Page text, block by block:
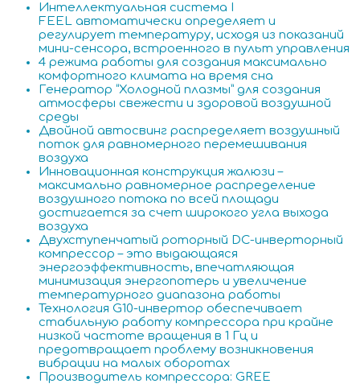
Интеллектуальная система I
FEEL автоматически определяет и
регулирует температуру, исходя из показаний
мини-сенсора, встроенного в пульт управления
4 режима работы для создания максимально
комфортного климата на время сна
Генератор “Холодной плазмы” для создания
атмосферы свежести и здоровой воздушной
среды
Двойной автосвинг распределяет воздушный
поток для равномерного перемешивания
воздуха
Инновационная конструкция жалюзи –
максимально равномерное распределение
воздушного потока по всей площади
достигается за счет широкого угла выхода
воздуха
Двухступенчатый роторный DC-инверторный
компрессор – это выдающаяся
энергоэффективность, впечатляющая
минимизация энергопотерь и увеличение
температурного диапазона работы
Технология G10-инвертор обеспечивает
стабильную работу компрессора при крайне
низкой частоте вращения в 1 Гц и
предотвращает проблему возникновения
вибрации на малых оборотах
Производитель компрессора: GREE